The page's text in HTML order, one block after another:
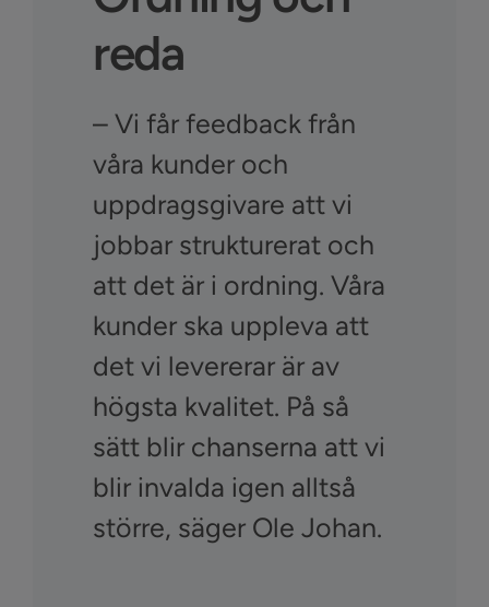
reda
– Vi får feedback från
våra kunder och
uppdragsgivare att vi
jobbar strukturerat och
att det är i ordning. Våra
kunder ska uppleva att
det vi levererar är av
högsta kvalitet. På så
sätt blir chanserna att vi
blir invalda igen alltså
större, säger Ole Johan.